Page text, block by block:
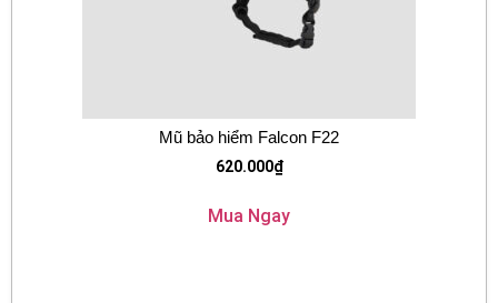
Mũ bảo hiểm Falcon F22
620.000₫
Mua Ngay